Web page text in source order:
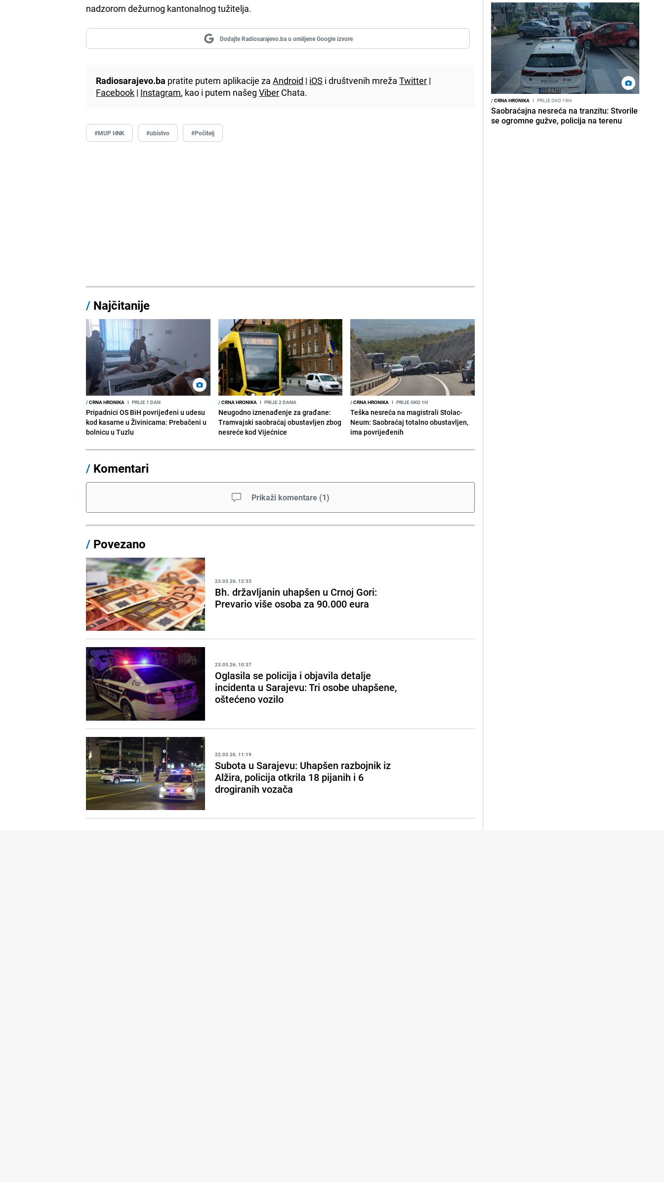
nadzorom dežurnog kantonalnog tužitelja.
Dodajte Radiosarajevo.ba u omiljene Google izvore
Radiosarajevo.ba pratite putem aplikacije zaAndroid | iOS i društvenih mrežaTwitter |
Facebook | Instagram, kao i putem našegViber Chata.
#MUP HNK #ubistvo #Počitelj
/ Najčitanije
/CRNA HRONIKA I PRIJE 1 DAN
Pripadnici OS BiH povrijeđeni u udesu
kod kasarne u Živinicama: Prebačeni u
bolnicu u Tuzlu
/CRNA HRONIKA I PRIJE 2 DANA
Neugodno iznenađenje za građane:
Tramvajski saobraćaj obustavljen zbog
nesreće kod Vijećnice
/CRNA HRONIKA I PRIJE OKO 1H
Teška nesreća na magistrali Stolac-
Neum: Saobraćaj totalno obustavljen,
ima povrijeđenih
/ Komentari
Prikaži komentare (1)
/ Povezano
23.03.26. 12:33
Bh. državljanin uhapšen u Crnoj Gori:
Prevario više osoba za 90.000 eura
23.03.26. 10:37
Oglasila se policija i objavila detalje
incidenta u Sarajevu: Tri osobe uhapšene,
oštećeno vozilo
22.03.26. 11:19
Subota u Sarajevu: Uhapšen razbojnik iz
Alžira, policija otkrila 18 pijanih i 6
drogiranih vozača
/CRNA HRONIKA I PRIJE OKO 19H
Saobraćajna nesreća na tranzitu: Stvorile
se ogromne gužve, policija na terenu